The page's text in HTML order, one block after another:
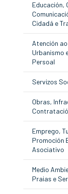
Educación,
Cidadá e
Atención
Urbanismo
Persoal
Servizos
Obras,
Emprego,
Promoción
Asociativo
Medio
Praias e